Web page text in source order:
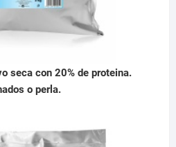
seca con 20% de proteina.
o perla.